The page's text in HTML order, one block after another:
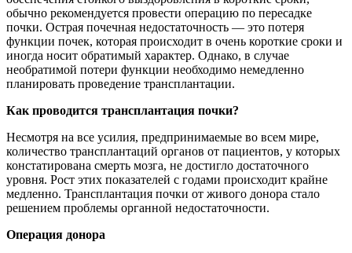
обычно рекомендуется провести операцию по пересадке
почки. Острая почечная недостаточность — это потеря
функции почек, которая происходит в очень короткие сроки и
иногда носит обратимый характер. Однако, в случае
необратимой потери функции необходимо немедленно
планировать проведение трансплантации.
Как проводится трансплантация почки?
Несмотря на все усилия, предпринимаемые во всем мире,
количество трансплантаций органов от пациентов, у которых
констатирована смерть мозга, не достигло достаточного
уровня. Рост этих показателей с годами происходит крайне
медленно. Трансплантация почки от живого донора стало
решением проблемы органной недостаточности.
Операция донора